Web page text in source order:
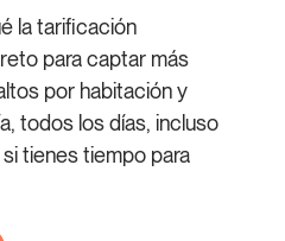
la tarificación
para captar más
por habitación y
todos los días, incluso
tienes tiempo para